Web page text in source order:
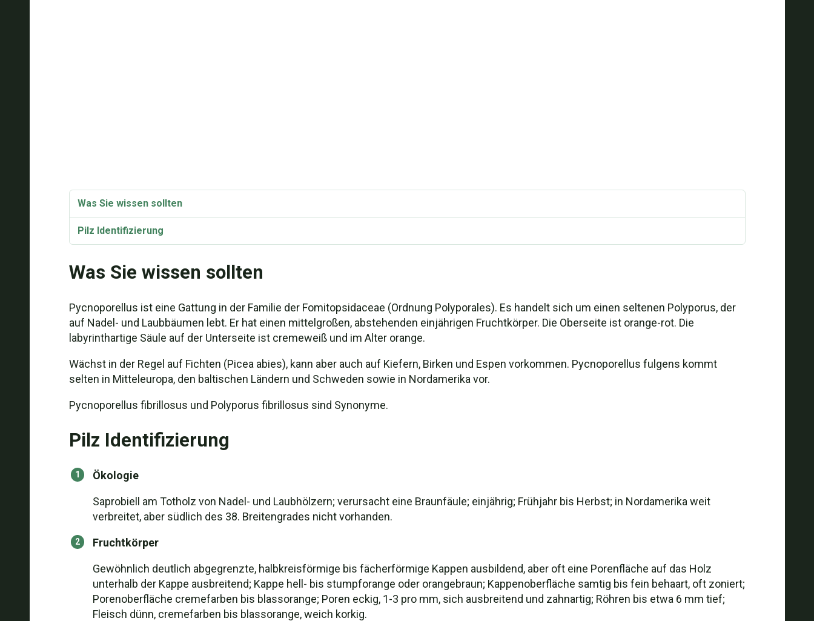
Was Sie wissen sollten
Pilz Identifizierung
Was Sie wissen sollten
Pycnoporellus ist eine Gattung in der Familie der Fomitopsidaceae (Ordnung Polyporales). Es handelt sich um einen seltenen Polyporus, der
auf Nadel- und Laubbäumen lebt. Er hat einen mittelgroßen, abstehenden einjährigen Fruchtkörper. Die Oberseite ist orange-rot. Die
labyrinthartige Säule auf der Unterseite ist cremeweiß und im Alter orange.
Wächst in der Regel auf Fichten (Picea abies), kann aber auch auf Kiefern, Birken und Espen vorkommen. Pycnoporellus fulgens kommt
selten in Mitteleuropa, den baltischen Ländern und Schweden sowie in Nordamerika vor.
Pycnoporellus fibrillosus und Polyporus fibrillosus sind Synonyme.
Pilz Identifizierung
Ökologie
Saprobiell am Totholz von Nadel- und Laubhölzern; verursacht eine Braunfäule; einjährig; Frühjahr bis Herbst; in Nordamerika weit
verbreitet, aber südlich des 38. Breitengrades nicht vorhanden.
Fruchtkörper
Gewöhnlich deutlich abgegrenzte, halbkreisförmige bis fächerförmige Kappen ausbildend, aber oft eine Porenfläche auf das Holz
unterhalb der Kappe ausbreitend; Kappe hell- bis stumpforange oder orangebraun; Kappenoberfläche samtig bis fein behaart, oft zoniert;
Porenoberfläche cremefarben bis blassorange; Poren eckig, 1-3 pro mm, sich ausbreitend und zahnartig; Röhren bis etwa 6 mm tief;
Fleisch dünn, cremefarben bis blassorange, weich korkig.